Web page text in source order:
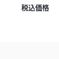
税込価格